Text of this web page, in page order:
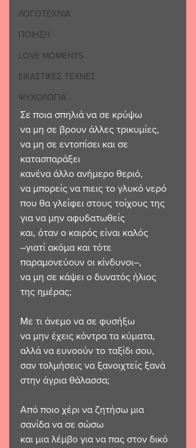
ΛΟΓΟΤΕΧΝΙΑ
ΠΟΙΗΣΗ
LOVE MOMENTS
ΕΙΚΑΣΤΙΚΕΣ ΤΕΧΝΕΣ
ΨΥΧΟΛΟΓΙΑ
Σε ποια σπηλιά να σε κρύψω
να μη σε βρουν άλλες τρικυμίες,
να μη σε εντοπίσει και σε
κατασπαράξει
κανένα άλλο ανήμερο θεριό,
να μπορείς να πιεις το γλυκό νερό
που θα γλείφει στους τοίχους της
για να μην αφυδατωθείς
και, όταν ο καιρός είναι καλός
–γιατί ακόμα και τότε
παραμονεύουν οι κίνδυνοι–,
να μη σε κάψει ο δυνατός ήλιος
της ημέρας;
Με τι άνεμο να σε φυσήξω
να μην έχεις κόντρα τα κύματα,
αλλά να ευνοούν το ταξίδι σου,
σαν τολμήσεις να ξανοιχτείς ξανά
στην άγρια θάλασσα;
Από ποιο χέρι να ζητήσω μια
σανίδα να σε σώσω
και μια λέμβο για να πας στον δικό